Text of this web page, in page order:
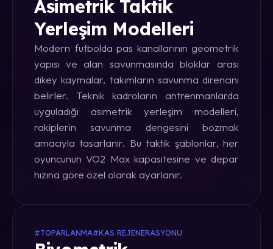
Asimetrik Taktik
Yerleşim Modelleri
Modern futbolda pas kanallarının geometrik
yapısı ve alan savunmasında bloklar arası
dikey kaymalar, takımların savunma direncini
belirler. Teknik kadroların antrenmanlarda
uyguladığı asimetrik yerleşim modelleri,
rakiplerin savunma dengesini bozmak
amacıyla tasarlanır. Bu taktik şablonlar, her
oyuncunun VO2 Max kapasitesine ve depar
hızına göre özel olarak ayarlanır.
#TOPARLANMA#KAS REJENERASYONU